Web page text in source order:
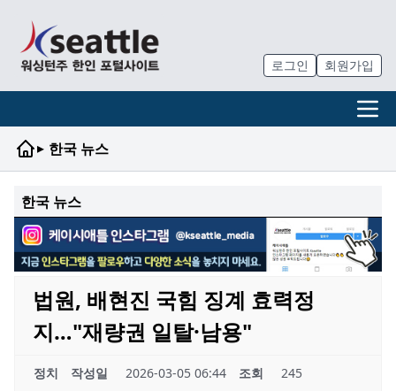
로그인 회원가입
▸ 한국 뉴스
한국 뉴스
법원, 배현진 국힘 징계 효력정
지…"재량권 일탈·남용"
정치 작성일 2026-03-05 06:44 조회 245